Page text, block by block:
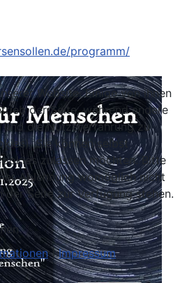
programm/
Website. Einige von ihnen
der Seite, während andere
und die Nutzererfahrung zu
Sie können selbst
zulassen möchten. Bitte
Ablehnung womöglich nicht
der Seite zur Verfügung stehen.
|Impressum